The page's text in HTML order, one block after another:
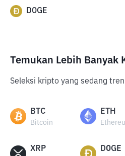
DOGE
Temukan Lebih Banyak
Seleksi kripto yang sedang
BTC
Bitcoin
ETH
XRP DOGE